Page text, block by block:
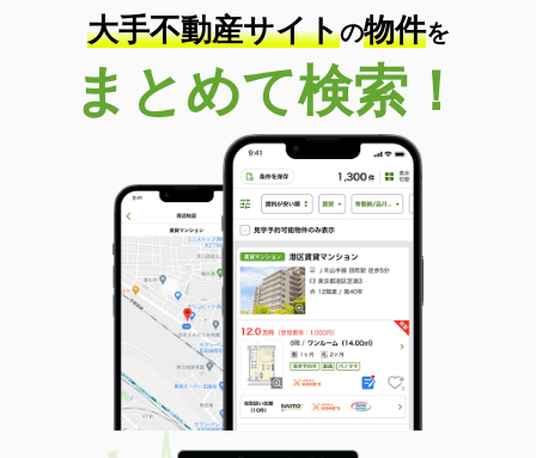
大手不動産サイトの物件を
まとめて検索！